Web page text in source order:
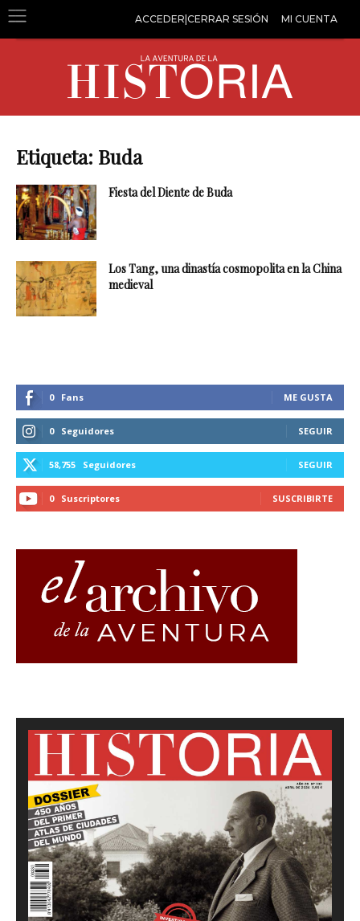
ACCEDER|CERRAR SESIÓN MI CUENTA
Etiqueta: Buda
Fiesta del Diente de Buda
Los Tang, una dinastía cosmopolita en la China
medieval
0 Fans ME GUSTA
0 Seguidores SEGUIR
58,755 Seguidores SEGUIR
0 Suscriptores SUSCRIBIRTE